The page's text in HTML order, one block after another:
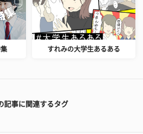
すれみの大学生あるある
記事に関連するタグ